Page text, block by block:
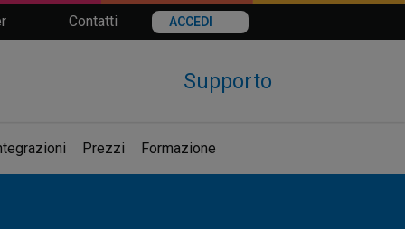
Contatti ACCEDI
Supporto
Prezzi Formazione